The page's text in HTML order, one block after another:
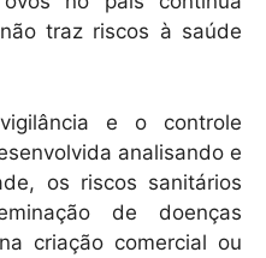
traz riscos à saúde
e o controle
analisando e
os riscos sanitários
de doenças
criação comercial ou